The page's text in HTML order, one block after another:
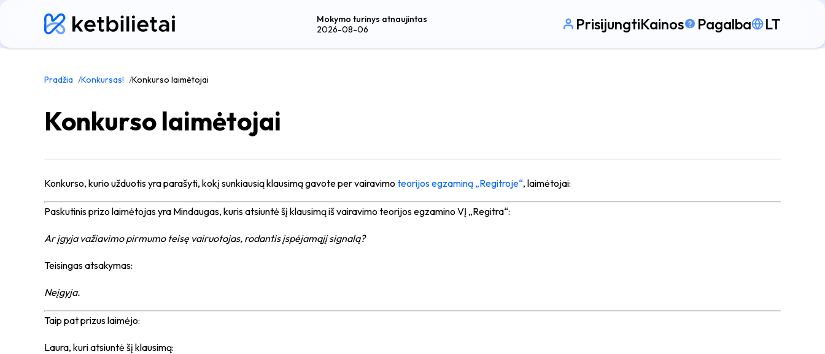
Mokymo turinys atnaujintas
2026-08-06
PrisijungtiKainos Pagalba LT
Pradžia Konkursas! Konkurso laimėtojai
Konkurso laimėtojai
Konkurso, kurio užduotis yra parašyti, kokį sunkiausią klausimą gavote per vairavimo teorijos egzaminą „Regitroje“, laimėtojai:
Paskutinis prizo laimėtojas yra Mindaugas, kuris atsiuntė šį klausimą iš vairavimo teorijos egzamino VĮ „Regitra“:
Ar įgyja važiavimo pirmumo teisę vairuotojas, rodantis įspėjamąjį signalą?
Teisingas atsakymas:
Neįgyja.
Taip pat prizus laimėjo:
Laura, kuri atsiuntė šį klausimą: